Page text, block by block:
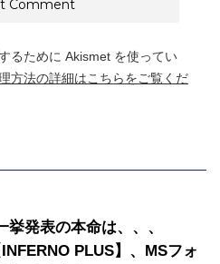
るために Akismet を使ってい
方法の詳細はこちらをご覧くだ
挙発表の本命は、、、
PLUS】、MSフォ